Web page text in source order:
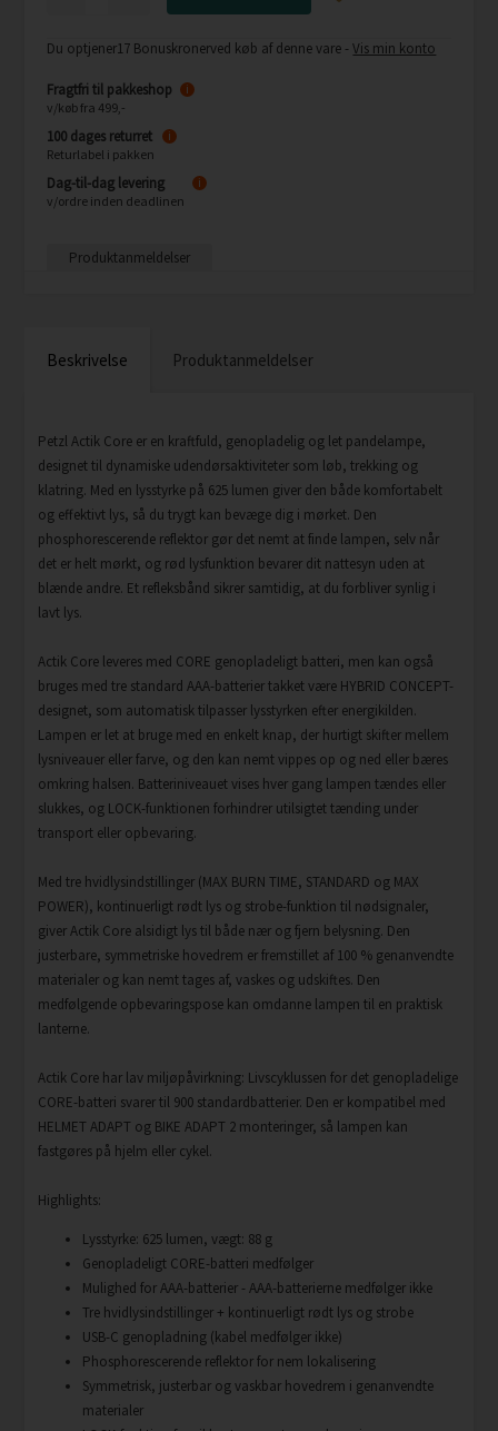
Du optjener17 Bonuskronerved køb af denne vare -Vis min konto
Fragtfri til pakkeshop
v/køb fra 499,-
i
100 dages returret
Returlabel i pakken
i
Dag-til-dag levering
v/ordre inden deadlinen
i
Produktanmeldelser
Beskrivelse Produktanmeldelser
Petzl Actik Core er en kraftfuld, genopladelig og let pandelampe,
designet til dynamiske udendørsaktiviteter som løb, trekking og
klatring. Med en lysstyrke på 625 lumen giver den både komfortabelt
og effektivt lys, så du trygt kan bevæge dig i mørket. Den
phosphorescerende reflektor gør det nemt at finde lampen, selv når
det er helt mørkt, og rød lysfunktion bevarer dit nattesyn uden at
blænde andre. Et refleksbånd sikrer samtidig, at du forbliver synlig i
lavt lys.
Actik Core leveres med CORE genopladeligt batteri, men kan også
bruges med tre standard AAA-batterier takket være HYBRID CONCEPT-
designet, som automatisk tilpasser lysstyrken efter energikilden.
Lampen er let at bruge med en enkelt knap, der hurtigt skifter mellem
lysniveauer eller farve, og den kan nemt vippes op og ned eller bæres
omkring halsen. Batteriniveauet vises hver gang lampen tændes eller
slukkes, og LOCK-funktionen forhindrer utilsigtet tænding under
transport eller opbevaring.
Med tre hvidlysindstillinger (MAX BURN TIME, STANDARD og MAX
POWER), kontinuerligt rødt lys og strobe-funktion til nødsignaler,
giver Actik Core alsidigt lys til både nær og fjern belysning. Den
justerbare, symmetriske hovedrem er fremstillet af 100 % genanvendte
materialer og kan nemt tages af, vaskes og udskiftes. Den
medfølgende opbevaringspose kan omdanne lampen til en praktisk
lanterne.
Actik Core har lav miljøpåvirkning: Livscyklussen for det genopladelige
CORE-batteri svarer til 900 standardbatterier. Den er kompatibel med
HELMET ADAPT og BIKE ADAPT 2 monteringer, så lampen kan
fastgøres på hjelm eller cykel.
Highlights:
Lysstyrke: 625 lumen, vægt: 88 g
Genopladeligt CORE-batteri medfølger
Mulighed for AAA-batterier - AAA-batterierne medfølger ikke
Tre hvidlysindstillinger + kontinuerligt rødt lys og strobe
USB-C genopladning (kabel medfølger ikke)
Phosphorescerende reflektor for nem lokalisering
Symmetrisk, justerbar og vaskbar hovedrem i genanvendte
materialer